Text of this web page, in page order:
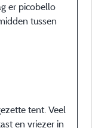
er picobello
tussen
tent. Veel
en vriezer in